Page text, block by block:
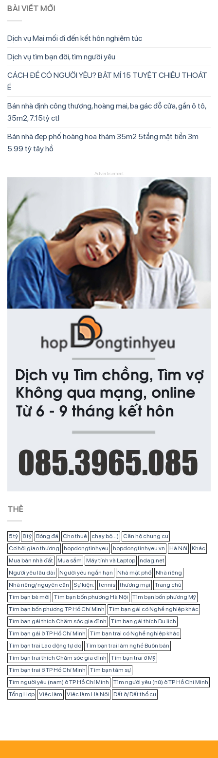
BÀI VIẾT MỚI
Dịch vụ Mai mối đi đến kết hôn nghiêm túc
Dịch vụ tìm bạn đời, tìm người yêu
CÁCH ĐỂ CÓ NGƯỜI YÊU? BẬT MÍ 15 TUYỆT CHIÊU THOÁT
Ế
Bán nhà định công thượng, hoàng mai, ba gác đỗ cửa, gần ô tô,
35m2, 7.15tỷ ctl
Bán nhà đẹp phố hoàng hoa thám 35m2 5tầng mặt tiền 3m
5.99 tỷ tây hồ
Advertisement
THẺ
5 tỷ 8 tỷ Bóng đá Cho thuê chạy bộ...)
Căn hộ chung cư
Cơ hội giao thương
hopdongtinhyeu hopdongtinhyeu.vn Hà Nội
Khác
Mua bán nhà đất
Mua sắm Máy tính và Laptop
ndag.net
Người yêu lâu dài
Người yêu ngắn hạn Nhà mặt phố
Nhà riêng
Nhà riêng/ nguyên căn
Sự kiện: tennis thương mại
Trang chủ
Tìm bạn bè mới
Tìm bạn bốn phương Hà Nội
Tìm bạn bốn phương Mỹ
Tìm bạn bốn phương TP Hồ Chí Minh
Tìm bạn gái có Nghề nghiệp khác
Tìm bạn gái thích Chăm sóc gia đình
Tìm bạn gái thích Du lịch
Tìm bạn gái ở TP Hồ Chí Minh
Tìm bạn trai có Nghề nghiệp khác
Tìm bạn trai Lao động tự do
Tìm bạn trai làm nghề Buôn bán
Tìm bạn trai thích Chăm sóc gia đình
Tìm bạn trai ở Mỹ
Tìm bạn trai ở TP Hồ Chí Minh
Tìm bạn tâm sự
Tìm người yêu (nam) ở TP Hồ Chí Minh
Tìm người yêu (nữ) ở TP Hồ Chí Minh
Tổng Hợp
Việc làm Việc làm Hà Nội Đất ở/ Đất thổ cư